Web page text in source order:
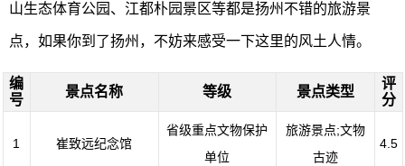
山生态体育公园、江都朴园景区等都是扬州不错的旅游景
点，如果你到了扬州，不妨来感受一下这里的风土人情。
编
号
景点名称 等级 景点类型
评
分
1 崔致远纪念馆
省级重点文物保护
单位
旅游景点;文物
古迹
4.5